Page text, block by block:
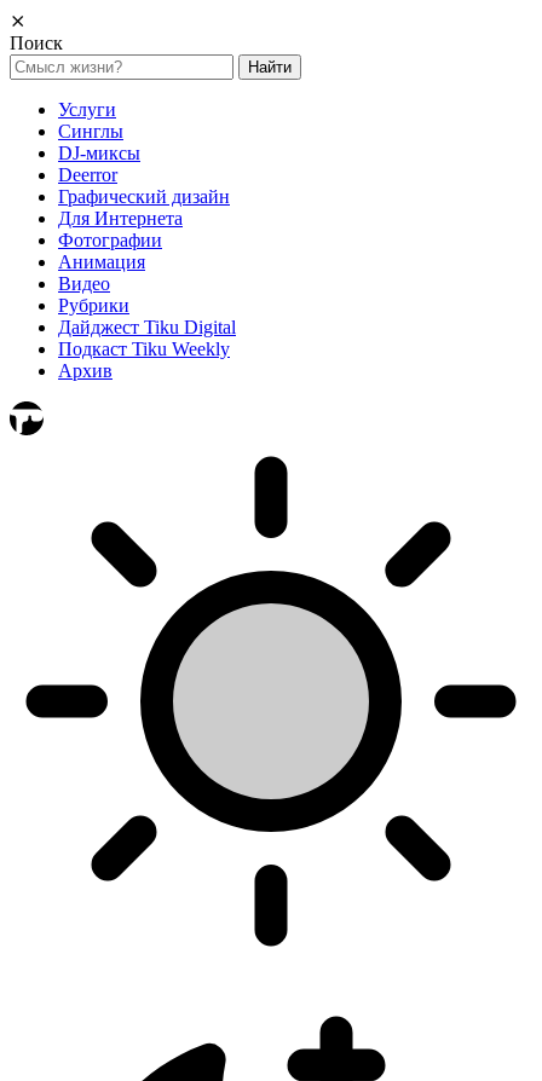
⨯
Поиск
Найти:
Услуги
Синглы
DJ-миксы
Deerror
Графический дизайн
Для Интернета
Фотографии
Анимация
Видео
Рубрики
Дайджест Tiku Digital
Подкаст Tiku Weekly
Архив